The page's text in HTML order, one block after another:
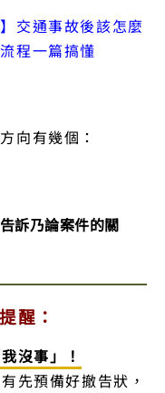
交通事故後該怎麼
程一篇搞懂
向有幾個：
訴乃論案件的關
醒：
沒事」！
先預備好撤告狀，